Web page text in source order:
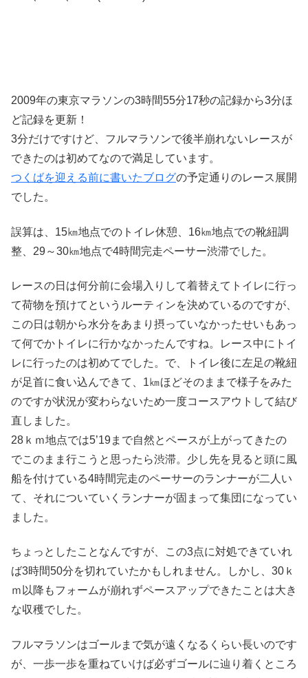
2009年の東京マラソンの3時間55分17秒の記録から3分ほ
ど記録を更新！
3分だけですけど、フルマラソンで後半崩れないレースが
できたのは初めてなので満足しています。
つくばを迎える前に書いたブログの予定通りのレース展開
でした。
誤算は、15㎞地点でのトイレ休憩、16㎞地点での靴紐調
整、29～30㎞地点で4時間完走ペーサー渋滞でした。
レースの日は何分前に会場入りして着替えてトイレに行っ
て荷物を預けてというルーティンを決めているのですが、
この日は朝から水分をあまり摂っていなかったせいもあっ
て何でかトイレに行かなかったんですね。レース中にトイ
レに行ったのは初めてでした。で、トイレ後に左足の靴紐
が足首に食い込んできて、1㎞ほどそのままで様子をみた
のですが状況が変わらないため一度コースアウトして結び
直しました。
28ｋｍ地点では5’19まで自然とペースが上がってきたの
でこのまま行こうと思ったら渋滞。少し先を見ると頭に風
船を付けている4時間完走のペーサーのランナーが二人い
て、それについていくランナーが固まって集団になってい
ました。
ちょっとしたことなんですが、この3点に対処できていれ
ば3時間50分を切れていたかもしれません。しかし、30ｋ
ｍ以降もフォームが崩れずペースアップできたことは大き
な収穫でした。
フルマラソンはゴールまで気が遠くなるくらい長いのです
が、一歩一歩を重ねていけば必ずゴールに辿り着くところ